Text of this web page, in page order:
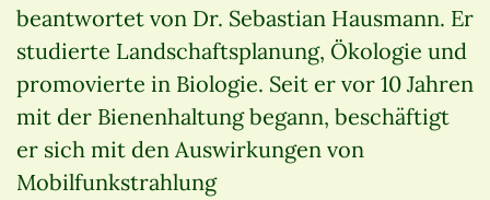
beantwortet von Dr. Sebastian Hausmann. Er
studierte Landschaftsplanung, Ökologie und
promovierte in Biologie. Seit er vor 10 Jahren
mit der Bienenhaltung begann, beschäftigt
er sich mit den Auswirkungen von
Mobilfunkstrahlung